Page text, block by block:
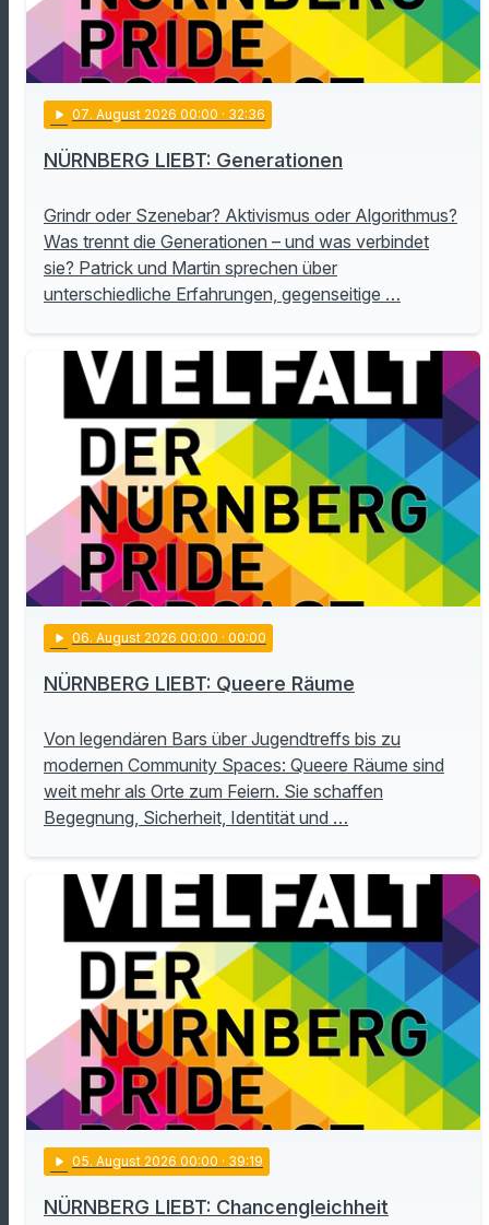
play_arrow 07. August 2026 00:00 · 32:36
NÜRNBERG LIEBT: Generationen
Grindr oder Szenebar? Aktivismus oder Algorithmus?
Was trennt die Generationen – und was verbindet
sie? Patrick und Martin sprechen über
unterschiedliche Erfahrungen, gegenseitige …
play_arrow 06. August 2026 00:00 · 00:00
NÜRNBERG LIEBT: Queere Räume
Von legendären Bars über Jugendtreffs bis zu
modernen Community Spaces: Queere Räume sind
weit mehr als Orte zum Feiern. Sie schaffen
Begegnung, Sicherheit, Identität und …
play_arrow 05. August 2026 00:00 · 39:19
NÜRNBERG LIEBT: Chancengleichheit